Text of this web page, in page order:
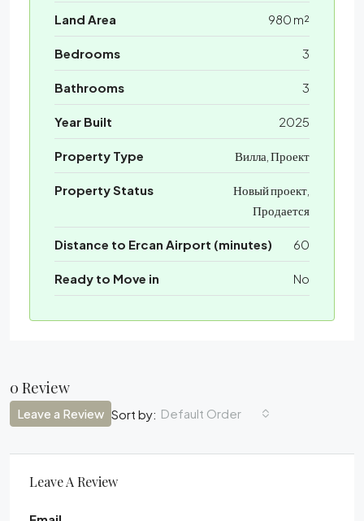
Land Area 980 m²
Bedrooms 3
Bathrooms 3
Year Built 2025
Property Type Вилла, Проект
Property Status
Новый проект,
Продается
Distance to Ercan Airport (minutes) 60
Ready to Move in No
0 Review
Sort by: Default Order
Leave a Review
Leave A Review